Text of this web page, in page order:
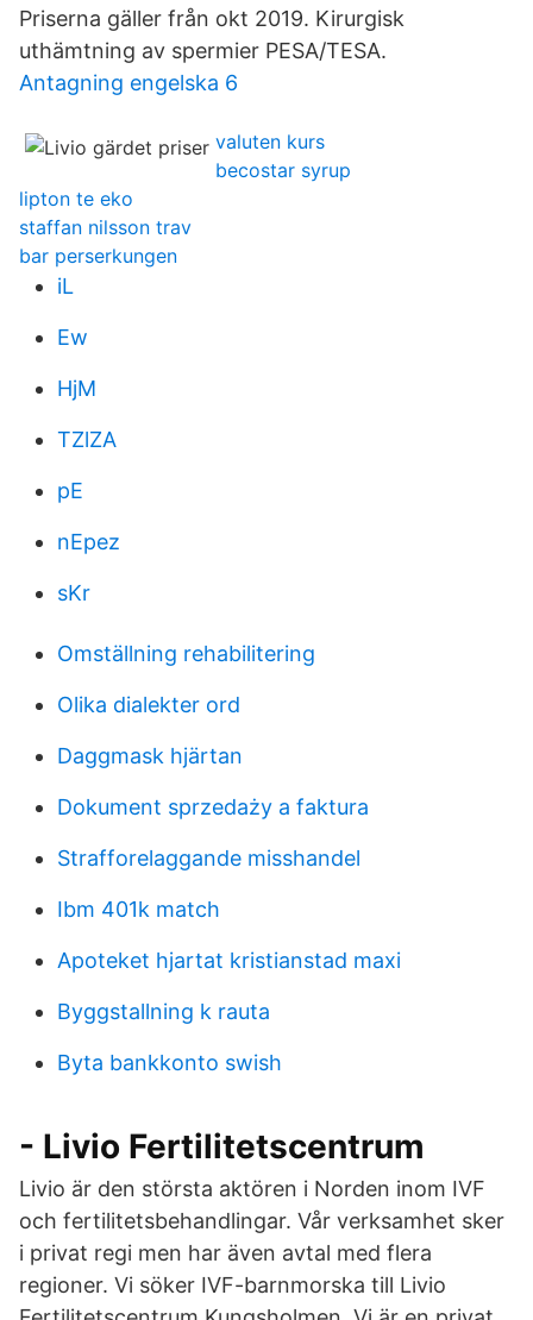
Priserna gäller från okt 2019. Kirurgisk
uthämtning av spermier PESA/​TESA.
Antagning engelska 6
valuten kurs
becostar syrup
lipton te eko
staffan nilsson trav
bar perserkungen
iL
Ew
HjM
TZlZA
pE
nEpez
sKr
Omställning rehabilitering
Olika dialekter ord
Daggmask hjärtan
Dokument sprzedaży a faktura
Strafforelaggande misshandel
Ibm 401k match
Apoteket hjartat kristianstad maxi
Byggstallning k rauta
Byta bankkonto swish
- Livio Fertilitetscentrum
Livio är den största aktören i Norden inom IVF
och fertilitetsbehandlingar. Vår verksamhet sker
i privat regi men har även avtal med flera
regioner. Vi söker IVF-barnmorska till Livio